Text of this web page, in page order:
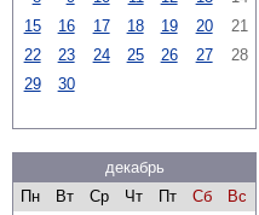
15
16 17 18 19 20
21
22
23 24 25 26 27
28
29
30
декабрь
Пн
Вт Ср Чт Пт Сб
Вс